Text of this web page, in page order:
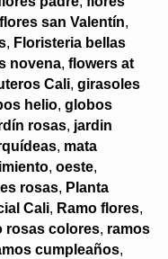
flores san Valentín,
, Floristeria bellas
novena, flowers at
Cali, girasoles
helio, globos
rosas, jardin
, mata
, oeste,
rosas, Planta
Cali, Ramo flores,
rosas colores, ramos
cumpleaños,